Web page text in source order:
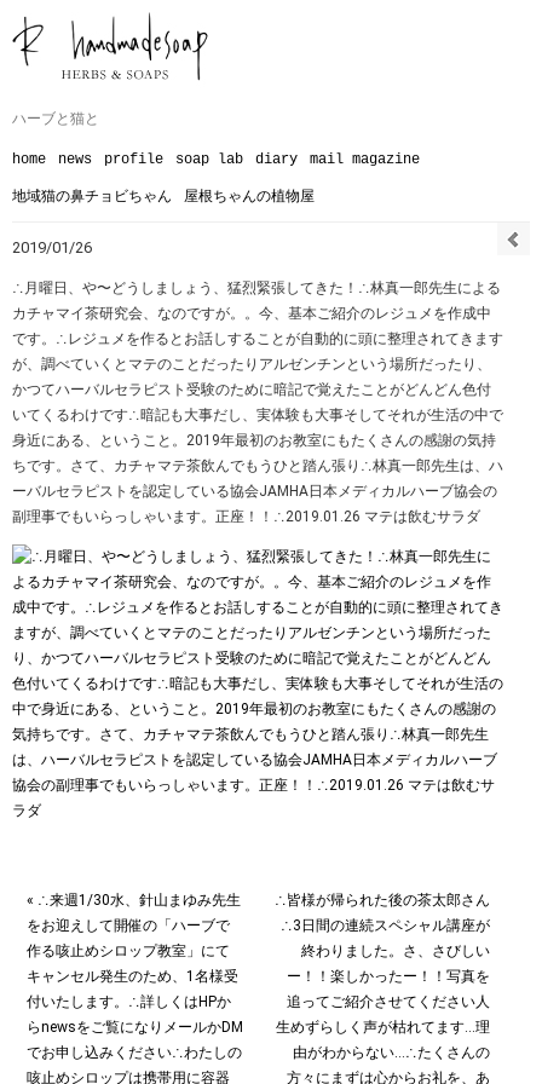
ハーブと猫と
home news profile soap lab diary mail magazine
地域猫の鼻チョビちゃん 屋根ちゃんの植物屋
2019/01/26
∴月曜日、や〜どうしましょう、猛烈緊張してきた！∴林真一郎先生による
カチャマイ茶研究会、なのですが。。今、基本ご紹介のレジュメを作成中
です。∴レジュメを作るとお話しすることが自動的に頭に整理されてきます
が、調べていくとマテのことだったりアルゼンチンという場所だったり、
かつてハーバルセラピスト受験のために暗記で覚えたことがどんどん色付
いてくるわけです∴暗記も大事だし、実体験も大事そしてそれが生活の中で
身近にある、ということ。2019年最初のお教室にもたくさんの感謝の気持
ちです。さて、カチャマテ茶飲んでもうひと踏ん張り∴林真一郎先生は、ハ
ーバルセラピストを認定している協会JAMHA日本メディカルハーブ協会の
副理事でもいらっしゃいます。正座！！∴2019.01.26 マテは飲むサラダ
« ∴来週1/30水、針山まゆみ先生
をお迎えして開催の「ハーブで
作る咳止めシロップ教室」にて
キャンセル発生のため、1名様受
付いたします。∴詳しくはHPか
らnewsをご覧になりメールかDM
でお申し込みください∴わたしの
咳止めシロップは携帯用に容器
∴皆様が帰られた後の茶太郎さん
∴3日間の連続スペシャル講座が
終わりました。さ、さびしい
ー！！楽しかったー！！写真を
追ってご紹介させてください︎人
生めずらしく声が枯れてます…理
由がわからない…∴たくさんの
方々にまずは心からお礼を、あ